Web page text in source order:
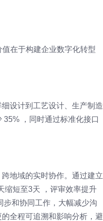
在于构建企业数字化转型
设计到工艺设计、生产制造
，同时通过标准化接口
地域的实时协作。通过建立
缩短至3天 ，评审效率提升
步和协同工作，大幅减少沟
全程可追溯和影响分析，避